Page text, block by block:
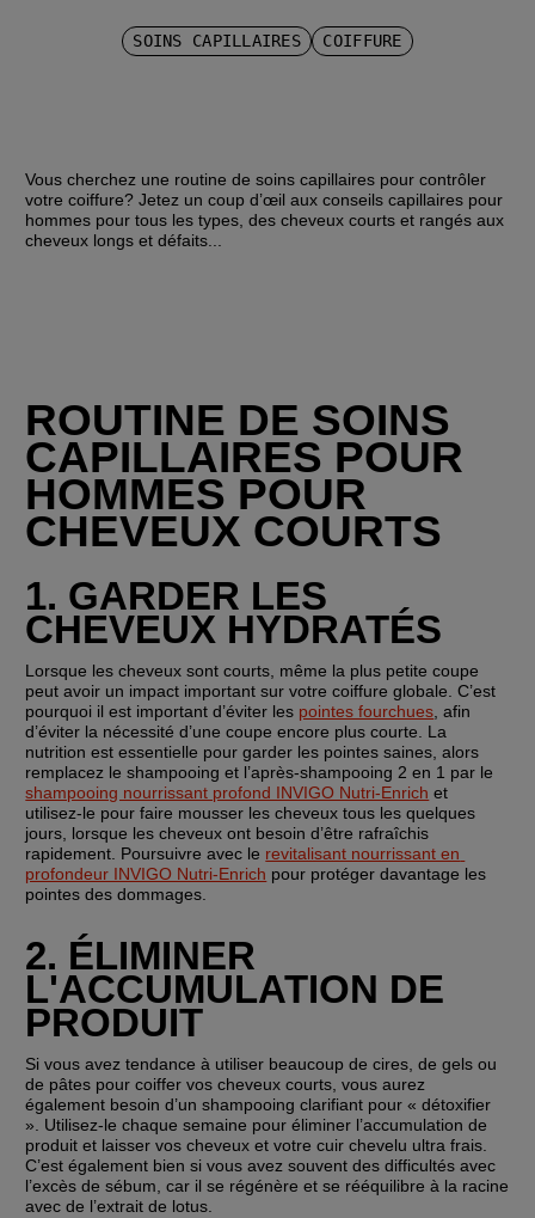
SOINS CAPILLAIRES COIFFURE
Vous cherchez une routine de soins capillaires pour contrôler
votre coiffure? Jetez un coup d’œil aux conseils capillaires pour
hommes pour tous les types, des cheveux courts et rangés aux
cheveux longs et défaits...
ROUTINE DE SOINS
CAPILLAIRES POUR
HOMMES POUR
CHEVEUX COURTS
1. GARDER LES
CHEVEUX HYDRATÉS
Lorsque les cheveux sont courts, même la plus petite coupe
peut avoir un impact important sur votre coiffure globale. C’est
pourquoi il est important d’éviter les pointes fourchues , afin
d’éviter la nécessité d’une coupe encore plus courte. La
nutrition est essentielle pour garder les pointes saines, alors
shampooing nourrissant profond INVIGO Nutri-Enrich et
utilisez-le pour faire mousser les cheveux tous les quelques
jours, lorsque les cheveux ont besoin d’être rafraîchis
rapidement. Poursuivre avec le revitalisant nourrissant en
profondeur INVIGO Nutri-Enrich pour protéger davantage les
pointes des dommages.
2. ÉLIMINER
L'ACCUMULATION DE
PRODUIT
Si vous avez tendance à utiliser beaucoup de cires, de gels ou
de pâtes pour coiffer vos cheveux courts, vous aurez
également besoin d’un shampooing clarifiant pour « détoxifier
». Utilisez-le chaque semaine pour éliminer l’accumulation de
produit et laisser vos cheveux et votre cuir chevelu ultra frais.
C’est également bien si vous avez souvent des difficultés avec
l’excès de sébum, car il se régénère et se rééquilibre à la racine
avec de l’extrait de lotus.